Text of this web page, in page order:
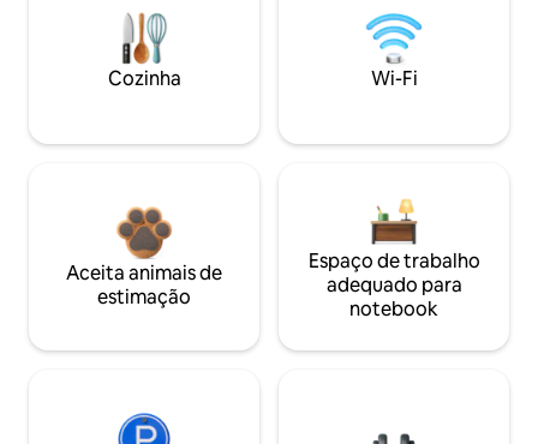
Cozinha Wi-Fi
Aceita animais de
estimação
Espaço de trabalho
adequado para
notebook